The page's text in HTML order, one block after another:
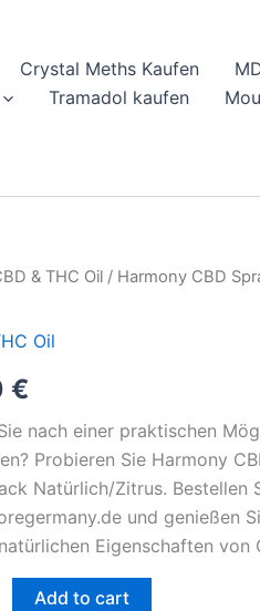
Crystal Meths Kaufen
Tramadol kaufen
& THC Oil / Harmony CBD
Oil
€
nach einer praktischen
Probieren Sie Harmony
Natürlich/Zitrus. Bestellen
und genießen
Eigenschaften von
Add to cart